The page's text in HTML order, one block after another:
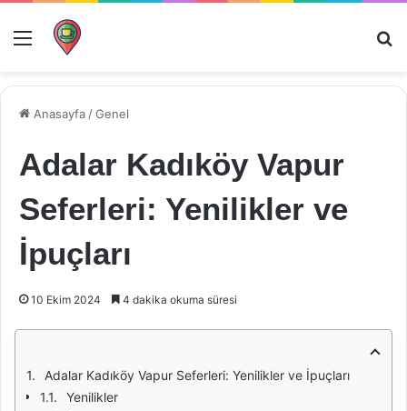
Menü
Anasayfa /Genel
Adalar Kadıköy Vapur
Seferleri: Yenilikler ve
İpuçları
10 Ekim 2024 4 dakika okuma süresi
Adalar Kadıköy Vapur Seferleri: Yenilikler ve İpuçları
Yenilikler